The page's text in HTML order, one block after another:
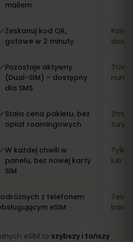
mailem
Zeskanuj kod QR,
gotowe w 2 minuty
Pozostaje aktywny
(Dual-SIM) – dostępny
dla SMS
Stała cena pakietu, bez
opłat roamingowych
W każdej chwili w
panelu, bez nowej karty
SIM
Tylko
lub
z telefonem
eSIM
eSIM to szybszy i tańszy